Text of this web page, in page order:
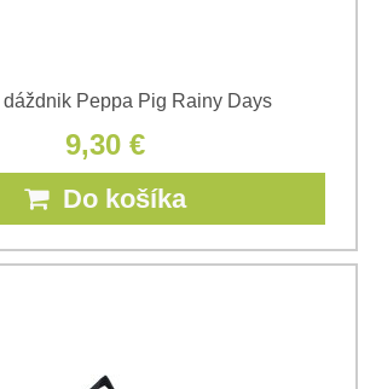
dáždnik Peppa Pig Rainy Days
9,30 €
Do košíka